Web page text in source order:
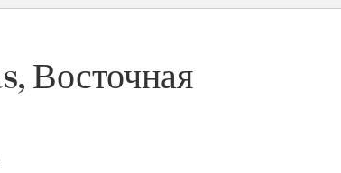
Восточная